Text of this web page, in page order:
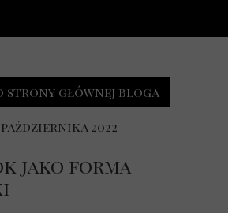
października 2022
strony głównej bloga
jako forma